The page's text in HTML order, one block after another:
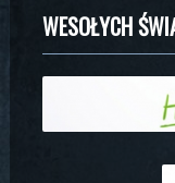
WESOŁYCH